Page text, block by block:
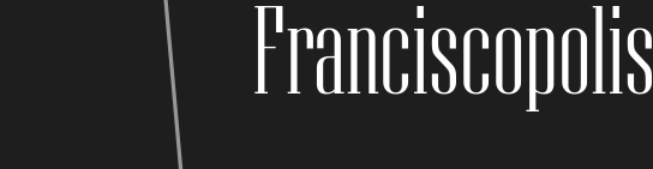
Franciscopolis